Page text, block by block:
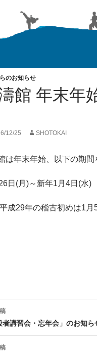
のお知らせ
館 年末年
12/25 SHOTOKAI
は年末年始、以下の期間
日(月)～新年1月4日(水)
成29年の稽古初めは1月
者講習会・忘年会」のお知ら